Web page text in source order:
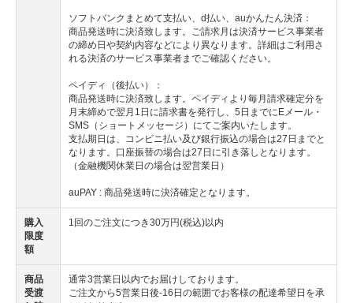
ソフトバンクまとめて支払い、d払い、auかんたん決済：
商品発送時に決済致します。ご請求月は決済サービス事業者
の締め日や契約内容などにより異なります。詳細はご利用さ
れる決済のサービス事業者までご確認ください。
ペイディ（後払い）：
商品発送時に決済致します。ペイディより毎月請求確定分を
月末締めで翌月1日に請求書を発行し、5日までにEメール・
SMS（ショートメッセージ）にてご案内いたします。
支払期日は、コンビニ払い及び銀行振込の場合は27日までと
なります。口座振替の場合は27日に引き落しとなります。
（金融機関休業日の場合は翌営業日）
auPAY : 商品発送時に決済確定となります。
購入
限度
額
1回のご注文につき30万円(税込)以内
商品
受渡
通常3営業日以内でお届けしております。
ご注文から5営業日後-16日の範囲でお客様の配達希望日を承